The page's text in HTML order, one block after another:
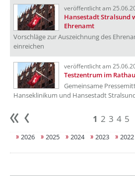
veröffentlicht am
Hansestadt Stralsund
Ehrenamt
Vorschläge zur Auszeichnung des
einreichen
veröffentlicht am
Testzentrum im
Gemeinsame
Hanseklinikum und Hansestadt
Anfang 1 2 3 4 5
2026 2025 2024 2023 2022